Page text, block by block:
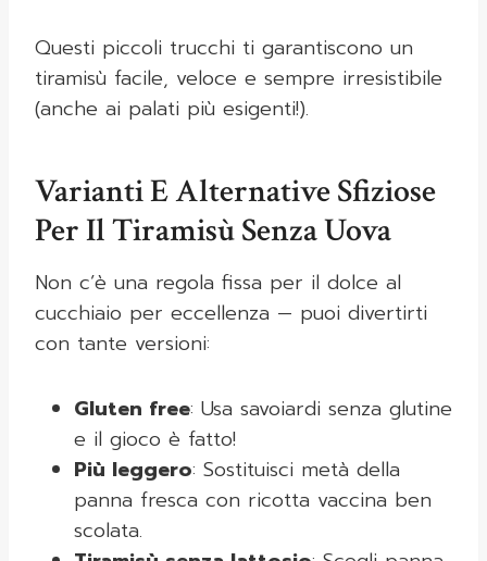
Questi piccoli trucchi ti garantiscono un
tiramisù facile, veloce e sempre irresistibile
(anche ai palati più esigenti!).
Varianti E Alternative Sfiziose
Per Il Tiramisù Senza Uova
Non c’è una regola fissa per il dolce al
cucchiaio per eccellenza — puoi divertirti
con tante versioni:
Gluten free: Usa savoiardi senza glutine
e il gioco è fatto!
Più leggero: Sostituisci metà della
panna fresca con ricotta vaccina ben
scolata.